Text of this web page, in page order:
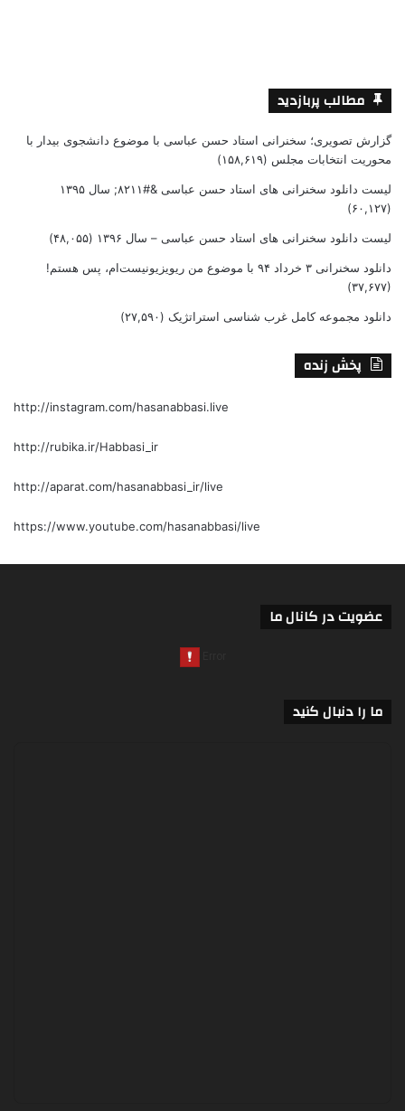
مطالب پربازدید
گزارش تصویری؛ سخنرانی استاد حسن عباسی با موضوع دانشجوی بیدار با
محوریت انتخابات مجلس (۱۵۸,۶۱۹)
لیست دانلود سخنرانی های استاد حسن عباسی &#۸۲۱۱; سال ۱۳۹۵
(۶۰,۱۲۷)
لیست دانلود سخنرانی های استاد حسن عباسی – سال ۱۳۹۶ (۴۸,۰۵۵)
دانلود سخنرانی ۳ خرداد ۹۴ با موضوع من ریویزیونیست‌ام، پس هستم!
(۳۷,۶۷۷)
دانلود مجموعه کامل غرب شناسی استراتژیک (۲۷,۵۹۰)
پخش زنده
http://instagram.com/hasanabbasi.live
http://rubika.ir/Habbasi_ir
http://aparat.com/hasanabbasi_ir/live
https://www.youtube.com/hasanabbasi/live
عضویت در کانال ما
ما را دنبال کنید